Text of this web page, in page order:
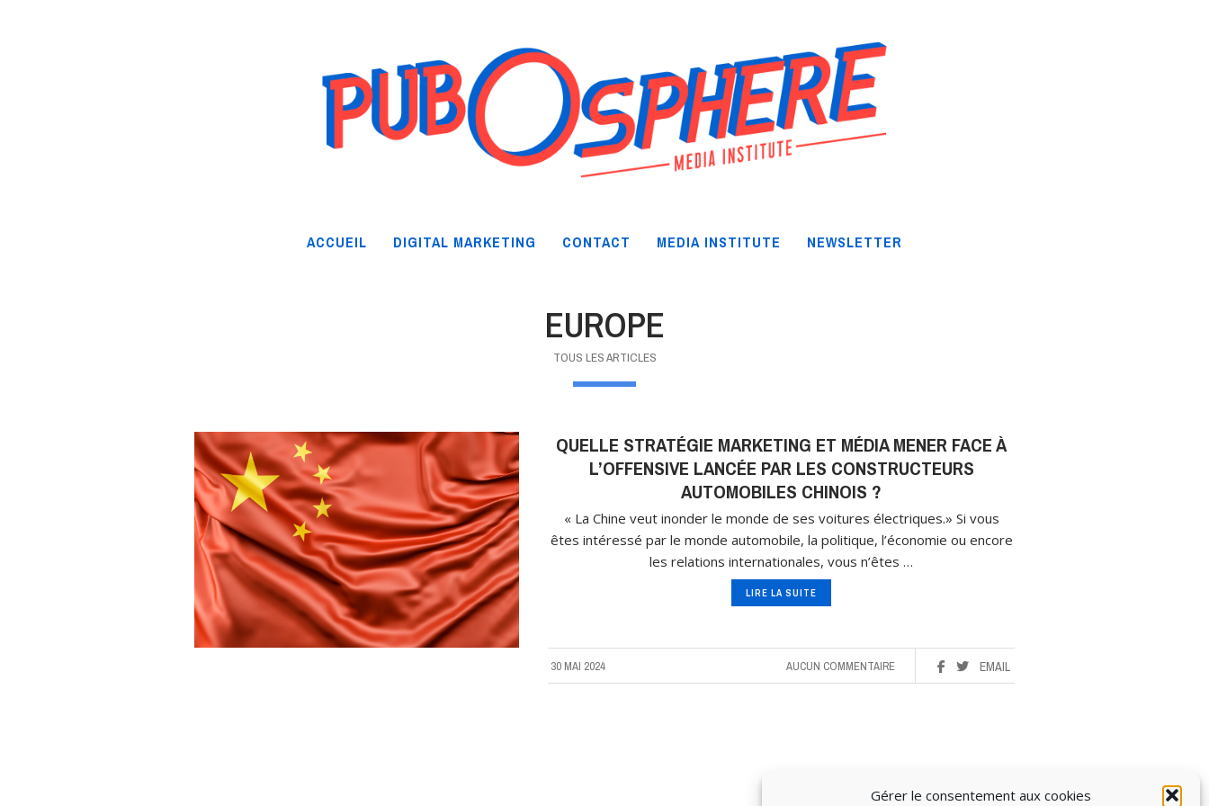
Gérer le consentement aux cookies
ACCUEIL DIGITAL MARKETING CONTACT MEDIA INSTITUTE NEWSLETTER
EUROPE
TOUS LES ARTICLES
QUELLE STRATÉGIE MARKETING ET MÉDIA MENER FACE À
L’OFFENSIVE LANCÉE PAR LES CONSTRUCTEURS
AUTOMOBILES CHINOIS ?
« La Chine veut inonder le monde de ses voitures électriques.» Si vous
êtes intéressé par le monde automobile, la politique, l’économie ou encore
les relations internationales, vous n’êtes …
LIRE LA SUITE
30 MAI 2024 EMAIL
AUCUN COMMENTAIRE